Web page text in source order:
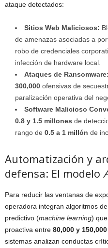
ataque detectados:
Sitios Web Maliciosos:
de amenazas asociadas a
robo de credenciales
infección de hardware local.
Ataques de Ransomware:
300,000 ofensivas de
paralización operativa del
Software Malicioso
0.8 y 1.5 millones de
rango de 0.5 a 1 millón de
Automatización y
defensa: El modelo
Para reducir las ventanas de
operadora integran algoritmos
predictivo (machine learning)
proactiva entre 80,000 y 150,000
sistemas analizan conductas